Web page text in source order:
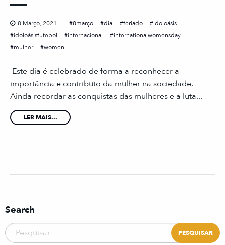
8 Março, 2021 8março dia feriado
idoloásis
idoloásisfutebol
internacional
internationalwomensday
mulher
women
Este dia é celebrado de forma a reconhecer a
importância e contributo da mulher na sociedade.
Ainda recordar as conquistas das mulheres e a luta...
LER MAIS...
Search